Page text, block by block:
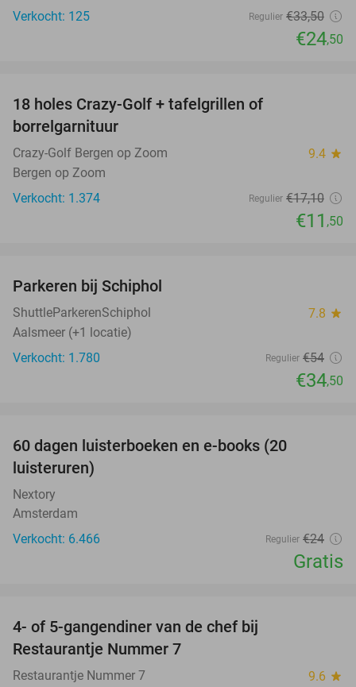
Verkocht: 125
Regulier €33,50
€24,50
18 holes Crazy-Golf + tafelgrillen of
borrelgarnituur
Crazy-Golf Bergen op Zoom 9.4 star
Bergen op Zoom
Verkocht: 1.374
Regulier €17,10
€11 ,50
Parkeren bij Schiphol
ShuttleParkerenSchiphol 7.8 star
Aalsmeer (+1 locatie)
Verkocht: 1.780
Regulier €54
€34,50
60 dagen luisterboeken en e-books (20
luisteruren)
Nextory
Amsterdam
Verkocht: 6.466
Regulier €24
Gratis
4- of 5-gangendiner van de chef bij
Restaurantje Nummer 7
Restaurantje Nummer 7 9.6 star